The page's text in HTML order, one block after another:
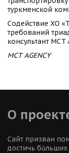
туркменской
Содействие ХО
требований
консультант
МСТ AGENCY
О
Сайт призван
достичь